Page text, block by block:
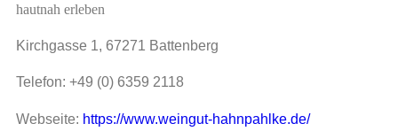
hautnah erleben
Kirchgasse 1, 67271 Battenberg
Telefon: +49 (0) 6359 2118
Webseite: https://www.weingut-hahnpahlke.de/